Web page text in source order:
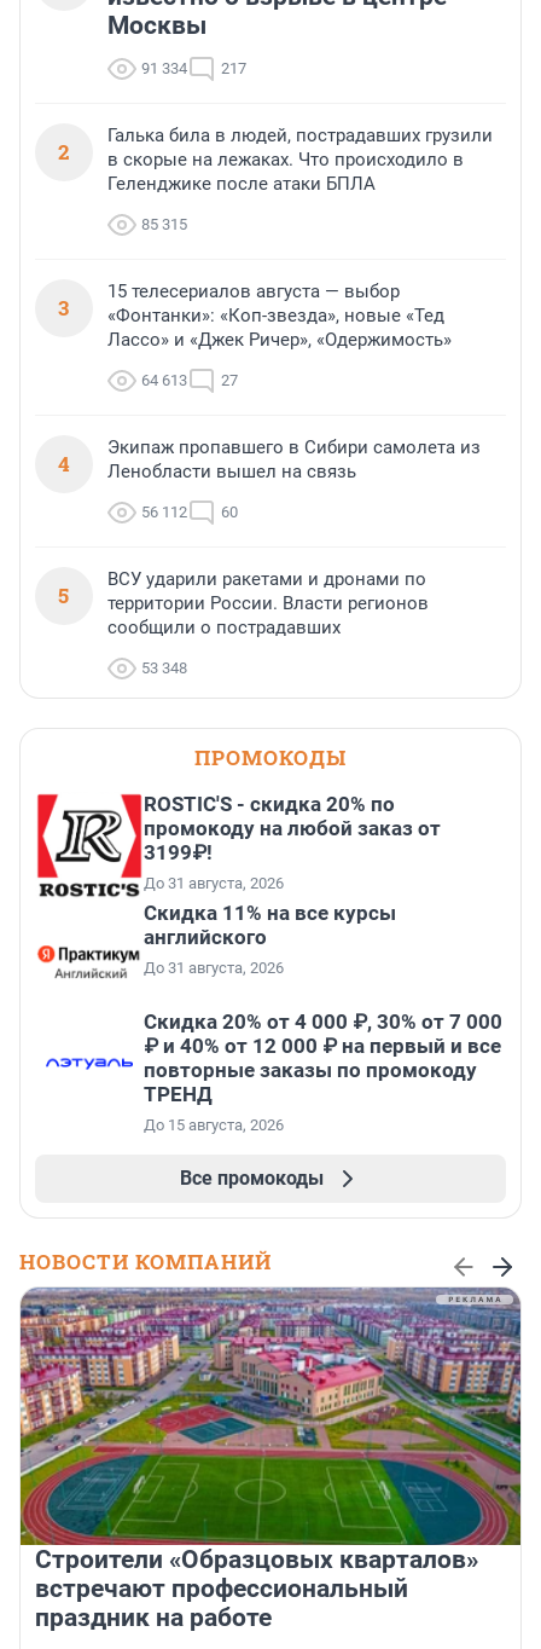
Москвы
91 334 217
2
Галька била в людей, пострадавших грузили
в скорые на лежаках. Что происходило в
Геленджике после атаки БПЛА
85 315
3
15 телесериалов августа — выбор
«Фонтанки»: «Коп-звезда», новые «Тед
Лассо» и «Джек Ричер», «Одержимость»
64 613 27
4
Экипаж пропавшего в Сибири самолета из
Ленобласти вышел на связь
56 112 60
5
ВСУ ударили ракетами и дронами по
территории России. Власти регионов
сообщили о пострадавших
53 348
ПРОМОКОДЫ
ROSTIC'S - скидка 20% по
промокоду на любой заказ от
3199₽!
До 31 августа, 2026
Скидка 11% на все курсы
английского
До 31 августа, 2026
Скидка 20% от 4 000 ₽, 30% от 7 000
₽ и 40% от 12 000 ₽ на первый и все
повторные заказы по промокоду
ТРЕНД
До 15 августа, 2026
Все промокоды
НОВОСТИ КОМПАНИЙ
Строители «Образцовых кварталов»
встречают профессиональный
праздник на работе